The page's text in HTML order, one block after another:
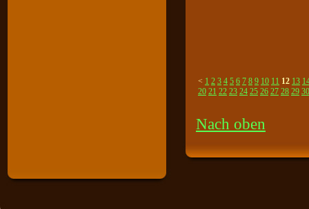
< 1 2 3 4 5 6 7 8 9 10 11 12 13
20 21 22 23 24 25 26 27 28 29 30
Nach oben